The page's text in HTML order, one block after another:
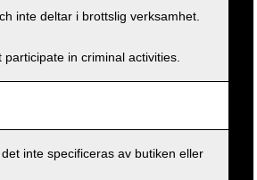
inte deltar i brottslig verksamhet.
in criminal activities.
inte specificeras av butiken eller